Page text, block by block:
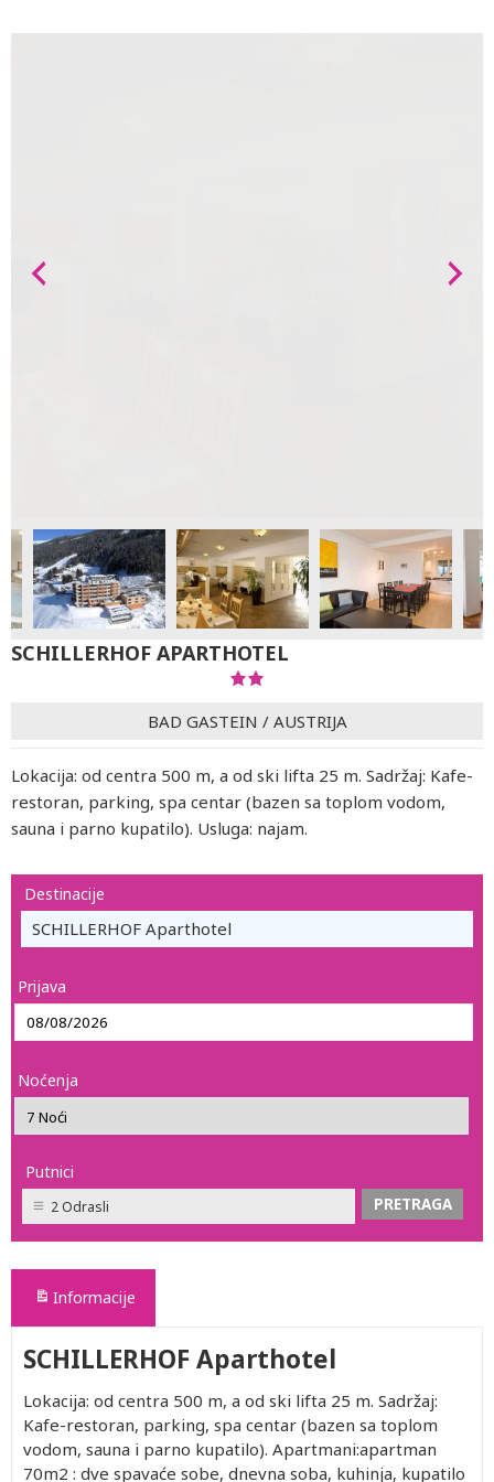
SCHILLERHOF APARTHOTEL
BAD GASTEIN / AUSTRIJA
Lokacija: od centra 500 m, a od ski lifta 25 m. Sadržaj: Kafe-
restoran, parking, spa centar (bazen sa toplom vodom,
sauna i parno kupatilo). Usluga: najam.
Destinacije
SCHILLERHOF Aparthotel
Prijava
Noćenja
Putnici
2 Odrasli
Informacije
SCHILLERHOF Aparthotel
Lokacija: od centra 500 m, a od ski lifta 25 m. Sadržaj:
Kafe-restoran, parking, spa centar (bazen sa toplom
vodom, sauna i parno kupatilo). Apartmani:apartman
70m2 : dve spavaće sobe, dnevna soba, kuhinja, kupatilo